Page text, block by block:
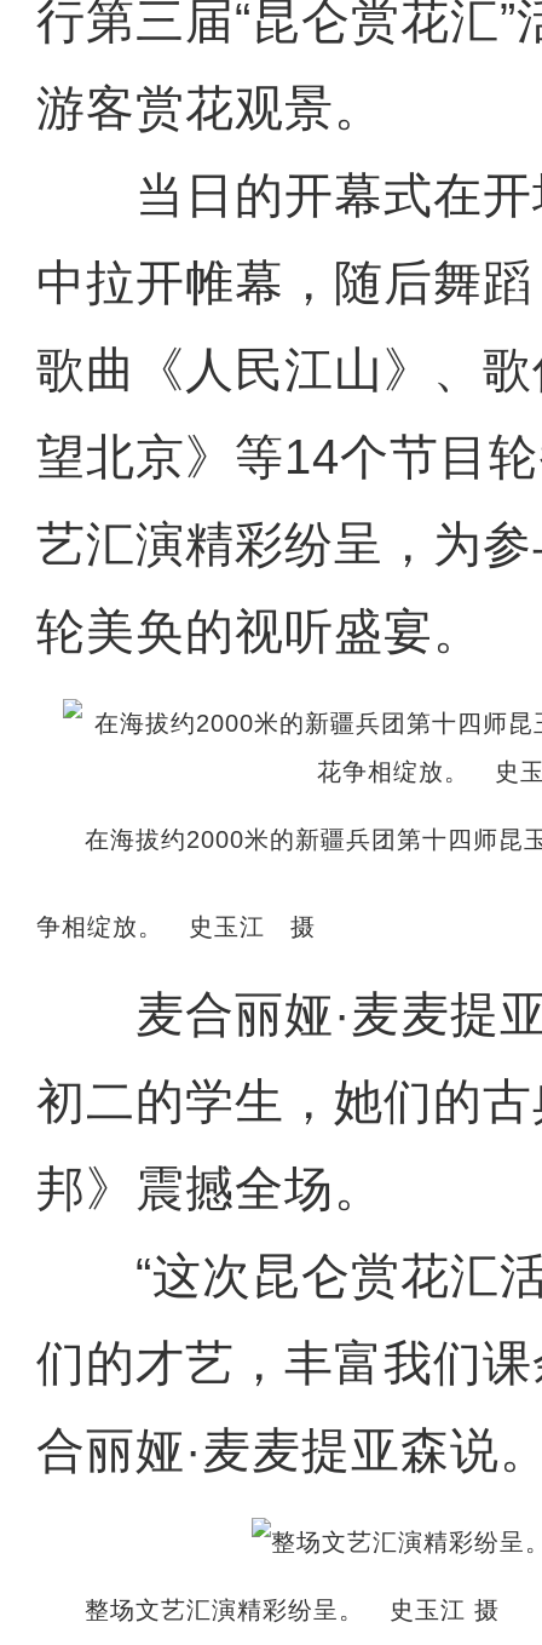
行第三届“昆仑赏花汇
游客赏花观景。
当日的开幕式在开
中拉开帷幕，随后舞
歌曲《人民江山》、
望北京》等14个节目
艺汇演精彩纷呈，为
轮美奂的视听盛宴。
在海拔约2000米的新疆兵团第十四师昆
争相绽放。 史玉江 摄
麦合丽娅·麦麦提亚
初二的学生，她们的
邦》震撼全场。
“这次昆仑赏花汇活
们的才艺，丰富我们
合丽娅·麦麦提亚森说
整场文艺汇演精彩纷呈。 史玉江 摄